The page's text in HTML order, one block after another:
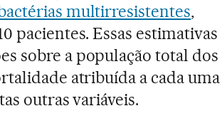
multirresistentes,
pacientes. Essas estimativas
sobre a população total dos
atribuída a cada uma
outras variáveis.